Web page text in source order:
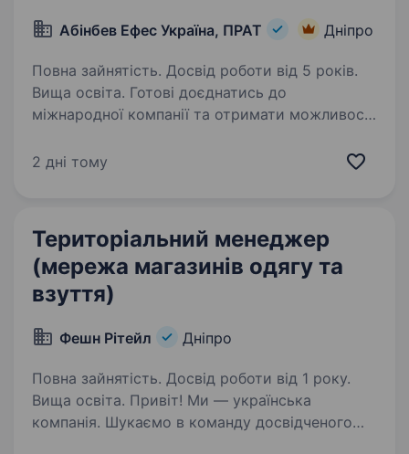
Абінбев Ефес Україна, ПРАТ Дніпро
Повна зайнятість. Досвід роботи від 5 років.
Вища освіта. Готові доєднатись до
міжнародної компанії та отримати можливості
Ви отримаєте наставництво від працівників
2 дні тому
Територіальний менеджер
(мережа магазинів одягу та
взуття)
Фешн Рітейл Дніпро
Повна зайнятість. Досвід роботи від 1 року.
Вища освіта. Привіт! Ми — українська
компанія. Шукаємо в команду досвідченого